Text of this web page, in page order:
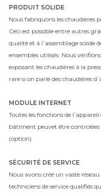
PRODUIT SOLIDE
Nous fabriquons les chaudières
Ceci est possible entre autres
qualité et à l᾿assemblage solide
ensembles utilisés. Nous
exposant les chaudières à la
rare si on parle des chaudières
MODULE INTERNET
Toutes les fonctions de
bâtiment peuvet être
(option).
SÉCURITÉ DE SERVICE
Nous avons créé un vaste
techniciens de service qualifiés